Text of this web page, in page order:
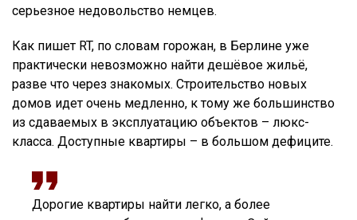
серьезное недовольство немцев.
Как пишет RT, по словам горожан, в Берлине уже
практически невозможно найти дешёвое жильё,
разве что через знакомых. Строительство новых
домов идет очень медленно, к тому же большинство
из сдаваемых в эксплуатацию объектов – люкс-
класса. Доступные квартиры – в большом дефиците.
Дорогие квартиры найти легко, а более